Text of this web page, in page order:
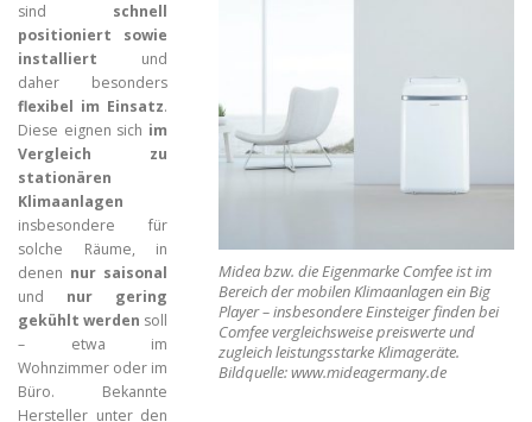
Midea bzw. die Eigenmarke Comfee ist im
Bereich der mobilen Klimaanlagen ein Big
Player – insbesondere Einsteiger finden bei
Comfee vergleichsweise preiswerte und
zugleich leistungsstarke Klimageräte.
Bildquelle: www.mideagermany.de
sind schnell
positioniert sowie
installiert und
daher besonders
flexibel im Einsatz.
Diese eignen sich im
Vergleich zu
stationären
Klimaanlagen
insbesondere für
solche Räume, in
denen nur saisonal
und nur gering
gekühlt werden soll
– etwa im
Wohnzimmer oder im
Büro. Bekannte
Hersteller unter den